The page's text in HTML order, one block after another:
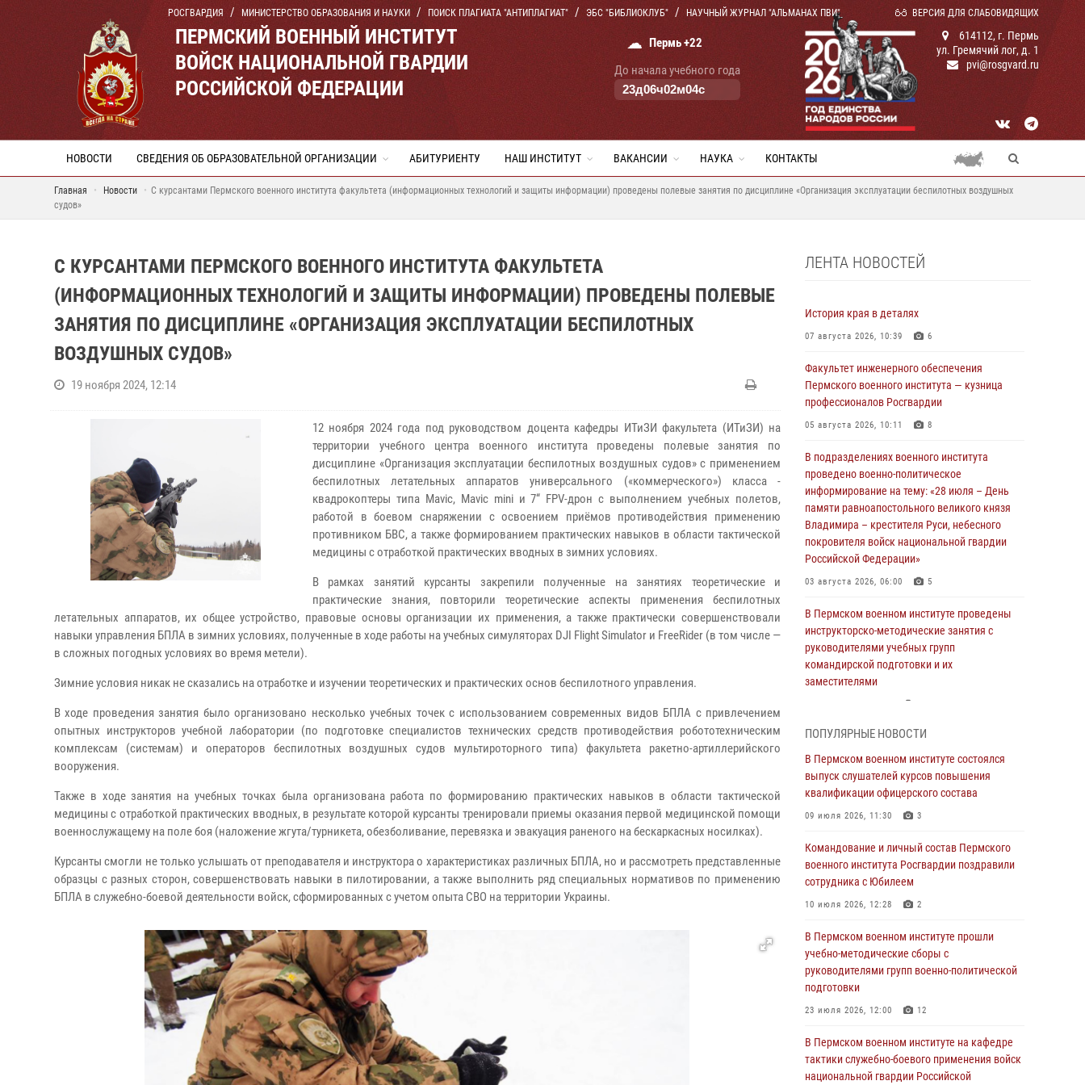
РОСГВАРДИЯ МИНИСТЕРСТВО ОБРАЗОВАНИЯ И НАУКИ ПОИСК ПЛАГИАТА "АНТИПЛАГИАТ" ЭБС "БИБЛИОКЛУБ" НАУЧНЫЙ ЖУРНАЛ "АЛЬМАНАХ ПВИ" ВЕРСИЯ ДЛЯ СЛАБОВИДЯЩИХ
ПЕРМСКИЙ ВОЕННЫЙ ИНСТИТУТ
ВОЙСК НАЦИОНАЛЬНОЙ ГВАРДИИ
РОССИЙСКОЙ ФЕДЕРАЦИИ
☁ Пермь +22
До начала учебного года
23д06ч02м03с
614112, г. Пермь
ул. Гремячий лог, д. 1
pvi@rosgvard.ru
НОВОСТИ СВЕДЕНИЯ ОБ ОБРАЗОВАТЕЛЬНОЙ ОРГАНИЗАЦИИ АБИТУРИЕНТУ НАШ ИНСТИТУТ ВАКАНСИИ НАУКА КОНТАКТЫ
Главная Новости
С курсантами Пермского военного института факультета (информационных технологий и защиты информации) проведены полевые занятия по дисциплине «Организация эксплуатации беспилотных воздушных
судов»
С КУРСАНТАМИ ПЕРМСКОГО ВОЕННОГО ИНСТИТУТА ФАКУЛЬТЕТА
(ИНФОРМАЦИОННЫХ ТЕХНОЛОГИЙ И ЗАЩИТЫ ИНФОРМАЦИИ) ПРОВЕДЕНЫ ПОЛЕВЫЕ
ЗАНЯТИЯ ПО ДИСЦИПЛИНЕ «ОРГАНИЗАЦИЯ ЭКСПЛУАТАЦИИ БЕСПИЛОТНЫХ
ВОЗДУШНЫХ СУДОВ»
19 ноября 2024, 12:14
12 ноября 2024 года под руководством доцента кафедры ИТиЗИ факультета (ИТиЗИ) на
территории учебного центра военного института проведены полевые занятия по
дисциплине «Организация эксплуатации беспилотных воздушных судов» с применением
беспилотных летательных аппаратов универсального («коммерческого») класса -
квадрокоптеры типа Mavic, Mavic mini и 7“ FPV-дрон с выполнением учебных полетов,
работой в боевом снаряжении с освоением приёмов противодействия применению
противником БВС, а также формированием практических навыков в области тактической
медицины с отработкой практических вводных в зимних условиях.
В рамках занятий курсанты закрепили полученные на занятиях теоретические и
практические знания, повторили теоретические аспекты применения беспилотных
летательных аппаратов, их общее устройство, правовые основы организации их применения, а также практически совершенствовали
навыки управления БПЛА в зимних условиях, полученные в ходе работы на учебных симуляторах DJI Flight Simulator и FreeRider (в том числе —
в сложных погодных условиях во время метели).
Зимние условия никак не сказались на отработке и изучении теоретических и практических основ беспилотного управления.
В ходе проведения занятия было организовано несколько учебных точек с использованием современных видов БПЛА с привлечением
опытных инструкторов учебной лаборатории (по подготовке специалистов технических средств противодействия робототехническим
комплексам (системам) и операторов беспилотных воздушных судов мультироторного типа) факультета ракетно-артиллерийского
вооружения.
Также в ходе занятия на учебных точках была организована работа по формированию практических навыков в области тактической
медицины с отработкой практических вводных, в результате которой курсанты тренировали приемы оказания первой медицинской помощи
военнослужащему на поле боя (наложение жгута/турникета, обезболивание, перевязка и эвакуация раненого на бескаркасных носилках).
Курсанты смогли не только услышать от преподавателя и инструктора о характеристиках различных БПЛА, но и рассмотреть представленные
образцы с разных сторон, совершенствовать навыки в пилотировании, а также выполнить ряд специальных нормативов по применению
БПЛА в служебно-боевой деятельности войск, сформированных с учетом опыта СВО на территории Украины.
ЛЕНТА НОВОСТЕЙ
История края в деталях
07 августа 2026, 10:39 6
Факультет инженерного обеспечения
Пермского военного института — кузница
профессионалов Росгвардии
05 августа 2026, 10:11 8
В подразделениях военного института
проведено военно-политическое
информирование на тему: «28 июля – День
памяти равноапостольного великого князя
Владимира – крестителя Руси, небесного
покровителя войск национальной гвардии
Российской Федерации»
03 августа 2026, 06:00 5
В Пермском военном институте проведены
инструкторско-методические занятия с
руководителями учебных групп
командирской подготовки и их
заместителями
В Пермском военном институте прошли
учебно-методические сборы с
руководителями групп военно-политической
подготовки
23 июля 2026, 12:00 12
В Пермском военном институте на кафедре
тактики служебно-боевого применения войск
национальной гвардии Российской
посвящённая войскам правопорядка
10 июля 2026, 14:30 8
В Пермском военном институте состоялся
выпуск слушателей курсов повышения
ПОПУЛЯРНЫЕ НОВОСТИ
В Пермском военном институте состоялся
выпуск слушателей курсов повышения
квалификации офицерского состава
09 июля 2026, 11:30 3
Командование и личный состав Пермского
военного института Росгвардии поздравили
сотрудника с Юбилеем
10 июля 2026, 12:28 2
В Пермском военном институте прошли
учебно-методические сборы с
руководителями групп военно-политической
подготовки
23 июля 2026, 12:00 12
В Пермском военном институте на кафедре
тактики служебно-боевого применения войск
национальной гвардии Российской